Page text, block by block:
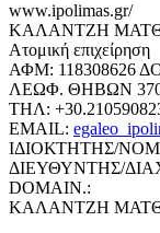
www.ipolimas.gr/
ΚΑΛΑΝΤΖΗ
Ατομική επιχείρηση
ΑΦΜ: 118308626
ΛΕΩΦ. ΘΗΒΩΝ 370
ΤΗΛ:
EMAIL:
ΙΔΙΟΚΤΗΤΗΣ/
ΔΙΕΥΘΥΝΤΗΣ/
DOMAIN.:
ΚΑΛΑΝΤΖΗ